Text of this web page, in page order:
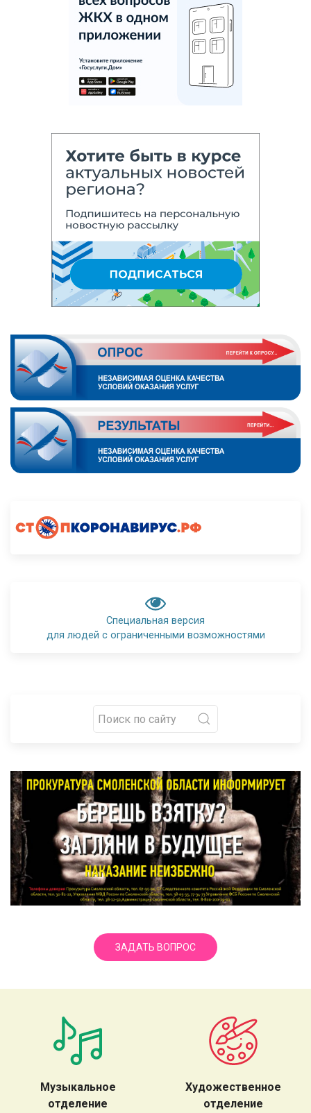
Специальная версия
для людей с ограниченными возможностями
ЗАДАТЬ ВОПРОС
Музыкальное
отделение
Художественное
отделение